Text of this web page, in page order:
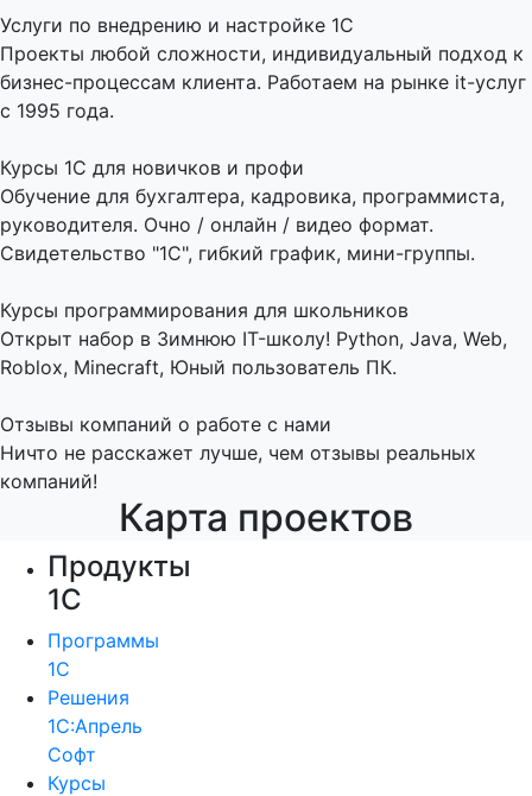
Услуги по внедрению и настройке 1С
Проекты любой сложности, индивидуальный подход к
бизнес-процессам клиента. Работаем на рынке it-услуг
с 1995 года.
Курсы 1С для новичков и профи
Обучение для бухгалтера, кадровика, программиста,
руководителя. Очно / онлайн / видео формат.
Свидетельство "1С", гибкий график, мини-группы.
Курсы программирования для школьников
Открыт набор в Зимнюю IT-школу! Python, Java, Web,
Roblox, Minecraft, Юный пользователь ПК.
Отзывы компаний о работе с нами
Ничто не расскажет лучше, чем отзывы реальных
компаний!
Карта проектов
Продукты
1С
Программы
1С
Решения
1С:Апрель
Софт
Курсы